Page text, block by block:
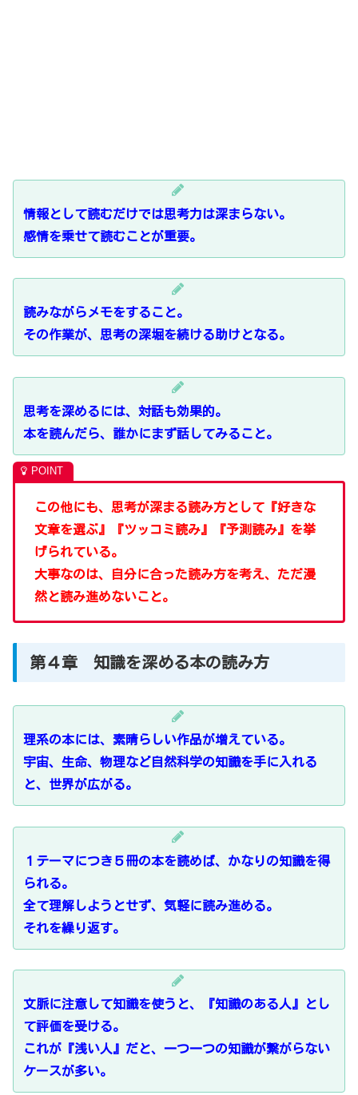
情報として読むだけでは思考力は深まらない。
感情を乗せて読むことが重要。
読みながらメモをすること。
その作業が、思考の深堀を続ける助けとなる。
思考を深めるには、対話も効果的。
本を読んだら、誰かにまず話してみること。
この他にも、思考が深まる読み方として『好きな
文章を選ぶ』『ツッコミ読み』『予測読み』を挙
げられている。
大事なのは、自分に合った読み方を考え、ただ漫
然と読み進めないこと。
第４章 知識を深める本の読み方
理系の本には、素晴らしい作品が増えている。
宇宙、生命、物理など自然科学の知識を手に入れる
と、世界が広がる。
１テーマにつき５冊の本を読めば、かなりの知識を得
られる。
全て理解しようとせず、気軽に読み進める。
それを繰り返す。
文脈に注意して知識を使うと、『知識のある人』とし
て評価を受ける。
これが『浅い人』だと、一つ一つの知識が繋がらない
ケースが多い。